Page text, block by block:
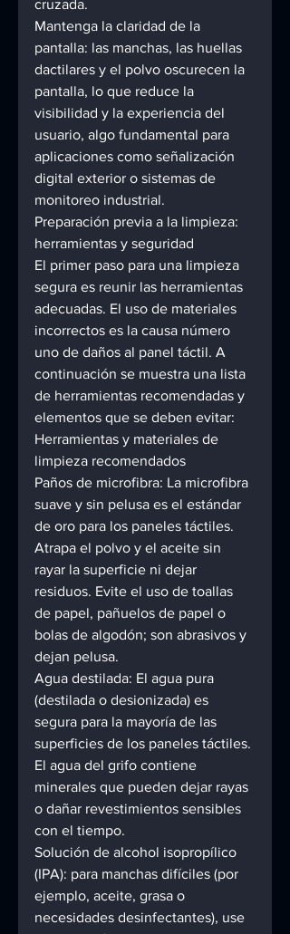
cruzada.
Mantenga la claridad de la
pantalla: las manchas, las huellas
dactilares y el polvo oscurecen la
pantalla, lo que reduce la
visibilidad y la experiencia del
usuario, algo fundamental para
aplicaciones como señalización
digital exterior o sistemas de
monitoreo industrial.
Preparación previa a la limpieza:
herramientas y seguridad
El primer paso para una limpieza
segura es reunir las herramientas
adecuadas. El uso de materiales
incorrectos es la causa número
uno de daños al panel táctil. A
continuación se muestra una lista
de herramientas recomendadas y
elementos que se deben evitar:
Herramientas y materiales de
limpieza recomendados
Paños de microfibra: La microfibra
suave y sin pelusa es el estándar
de oro para los paneles táctiles.
Atrapa el polvo y el aceite sin
rayar la superficie ni dejar
residuos. Evite el uso de toallas
de papel, pañuelos de papel o
bolas de algodón; son abrasivos y
dejan pelusa.
Agua destilada: El agua pura
(destilada o desionizada) es
segura para la mayoría de las
superficies de los paneles táctiles.
El agua del grifo contiene
minerales que pueden dejar rayas
o dañar revestimientos sensibles
con el tiempo.
Solución de alcohol isopropílico
(IPA): para manchas difíciles (por
ejemplo, aceite, grasa o
necesidades desinfectantes), use